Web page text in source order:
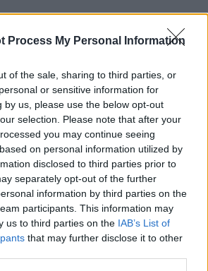
Process My Personal Information
of the sale, sharing to third parties, or
or sensitive information for
by us, please use the below opt-out
selection. Please note that after your
you may continue seeing
on personal information utilized by
disclosed to third parties prior to
separately opt-out of the further
information by third parties on the
participants. This information may
us to third parties on the IAB’s List of
that may further disclose it to other